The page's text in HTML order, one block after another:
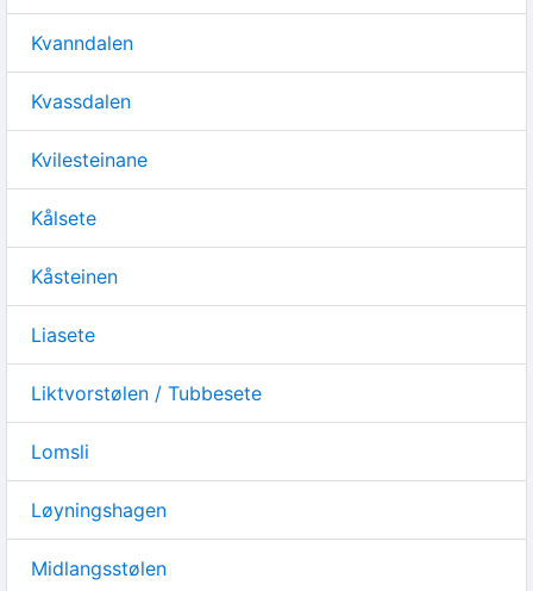
Kvanndalen
Kvassdalen
Kvilesteinane
Kålsete
Kåsteinen
Liasete
Liktvorstølen / Tubbesete
Lomsli
Løyningshagen
Midlangsstølen